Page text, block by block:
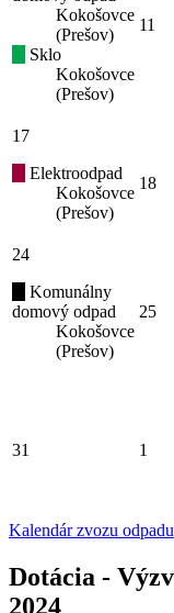
Kokošovce
(Prešov)
Sklo
Kokošovce
(Prešov)
11
17
Elektroodpad
Kokošovce
(Prešov)
18
24
Komunálny
domový odpad
Kokošovce
(Prešov)
25
31 1
Kalendár zvozu odpadu
Dotácia -
2024